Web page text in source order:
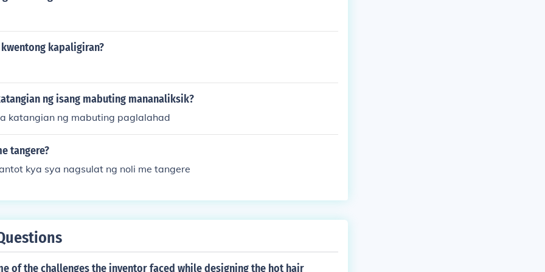
kapaligiran?
ng isang mabuting mananaliksik?
katangian ng mabuting paglalahad
tangere?
kya sya nagsulat ng noli me tangere
of the challenges the inventor faced while designing the hot hair